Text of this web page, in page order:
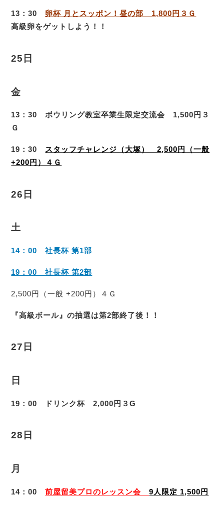
13：30 卵杯 月とスッポン！昼の部 1,800円３Ｇ
高級卵をゲットしよう！！
25日
金
13：30 ボウリング教室卒業生限定交流会 1,500円３
Ｇ
19：30 スタッフチャレンジ（大塚） 2,500円（一般
+200円）４Ｇ
26日
土
14：00 社長杯 第1部
19：00 社長杯 第2部
2,500円（一般 +200円）４Ｇ
『高級ボール』の抽選は第2部終了後！！
27日
日
19：00 ドリンク杯 2,000円３G
28日
月
14：00前屋留美プロのレッスン会9人限定 1,500円